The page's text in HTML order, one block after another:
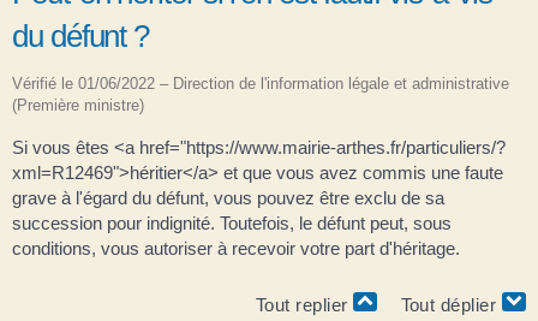
du défunt ?
Vérifié le 01/06/2022 – Direction de l'information légale et administrative
(Première ministre)
Si vous êtes <a href="https://www.mairie-arthes.fr/particuliers/?
xml=R12469">héritier</a> et que vous avez commis une faute
grave à l'égard du défunt, vous pouvez être exclu de sa
succession pour indignité. Toutefois, le défunt peut, sous
conditions, vous autoriser à recevoir votre part d'héritage.
Tout replier Tout déplier